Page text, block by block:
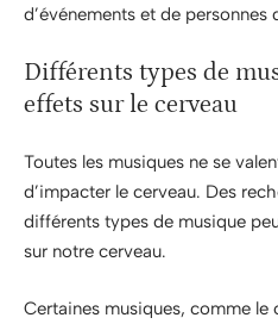
d’événements et de personnes
Différents types de
effets sur le cerveau
Toutes les musiques ne se
d’impacter le cerveau. Des
différents types de musique
sur notre cerveau.
Certaines musiques, comme le